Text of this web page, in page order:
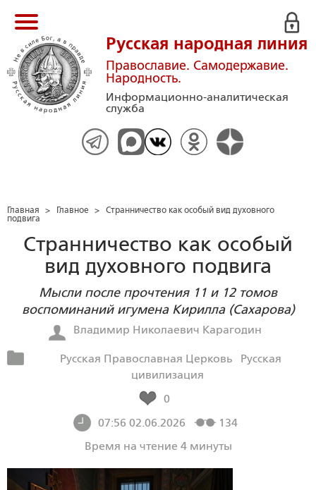
Русская народная линия
Православие. Самодержавие.
Народность.
Информационно-аналитическая
служба
Главная > Главное > Странничество как особый вид духовного
подвига
Странничество как особый
вид духовного подвига
Мысли после прочтения 11 и 12 томов
воспоминаний игумена Кирилла (Сахарова)
Владимир Николаевич Карагодин
Русская Православная Церковь
Русская
цивилизация
0
07:56 02.06.2026
134
Время на чтение 4 минуты